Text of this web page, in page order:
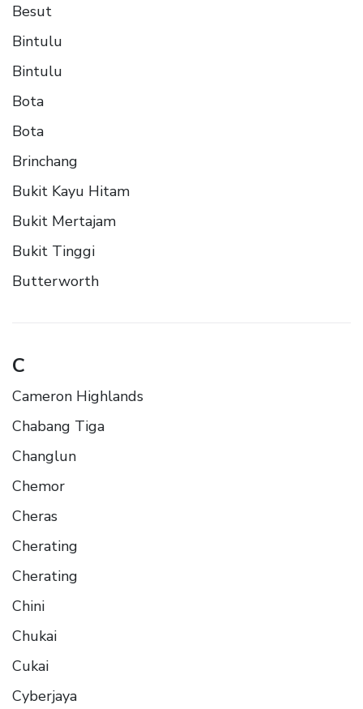
Besut
Bintulu
Bintulu
Bota
Bota
Brinchang
Bukit Kayu Hitam
Bukit Mertajam
Bukit Tinggi
Butterworth
C
Cameron Highlands
Chabang Tiga
Changlun
Chemor
Cheras
Cherating
Cherating
Chini
Chukai
Cukai
Cyberjaya